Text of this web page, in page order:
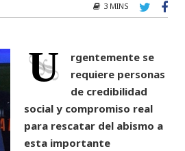
3 MINS
U
rgentemente se
requiere personas
de credibilidad
social y compromiso real
para rescatar del abismo a
esta importante